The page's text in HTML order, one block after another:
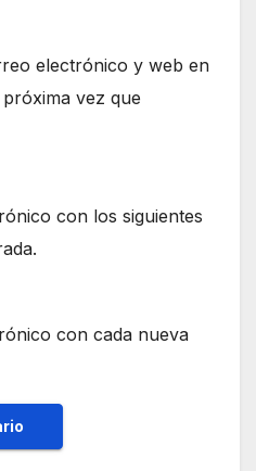
electrónico y web en
vez que
con los siguientes
con cada nueva